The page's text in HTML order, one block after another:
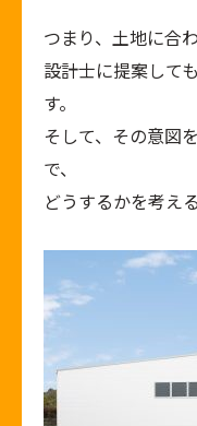
つまり、土地に合
設計士に提案して
す。
そして、その意図
で、
どうするかを考え